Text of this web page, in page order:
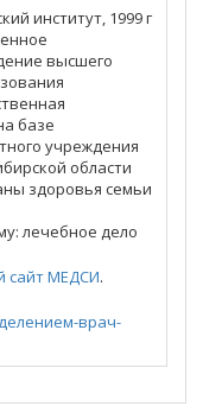
институт, 1999 г
высшего
базе
учреждения
области
здоровья семьи
лечебное дело
сайт МЕДСИ.
врач-